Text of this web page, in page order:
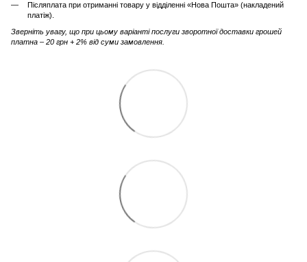
Післяплата при отриманні товару у відділенні «Нова Пошта» (накладений
платіж).
Зверніть увагу, що при цьому варіанті послуги зворотної доставки грошей
платна – 20 грн + 2% від суми замовлення.